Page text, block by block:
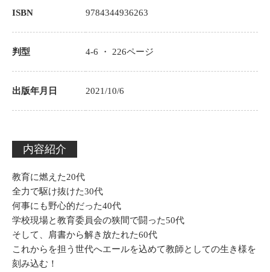
ISBN 9784344936263
判型 4-6 ・ 226ページ
出版年月日 2021/10/6
内容紹介
教育に燃えた20代
全力で駆け抜けた30代
何事にも野心的だった40代
学校現場と教育委員会の狭間で闘った50代
そして、肩書から解き放たれた60代
これからを担う世代へエールを込めて教師としての生き様を
刻み込む！